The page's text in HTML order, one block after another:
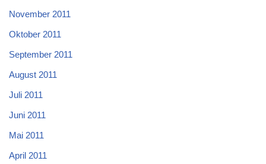
November 2011
Oktober 2011
September 2011
August 2011
Juli 2011
Juni 2011
Mai 2011
April 2011